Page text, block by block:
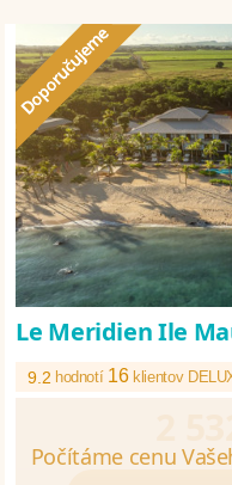
Le Meridien Ile
9.2 hodnotí 16klientov
2